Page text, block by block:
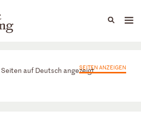
Capabilities
auf Deutsch angezeigtSEITEN ANZEIGEN